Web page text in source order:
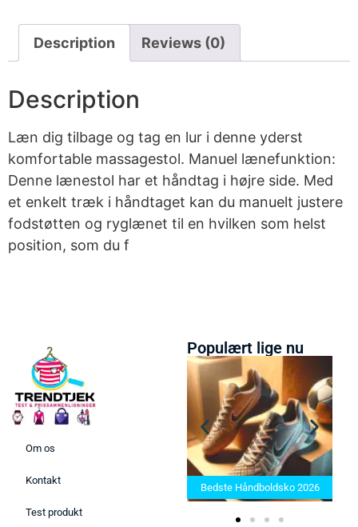
Description Reviews (0)
Description
Læn dig tilbage og tag en lur i denne yderst
komfortable massagestol. Manuel lænefunktion:
Denne lænestol har et håndtag i højre side. Med
et enkelt træk i håndtaget kan du manuelt justere
fodstøtten og ryglænet til en hvilken som helst
position, som du f
Om os
Kontakt
Test produkt
Populært lige nu
Bedste Saunatæppe 2025 –
Find de bedste produkter her!
Bedste Håndboldsko 2026